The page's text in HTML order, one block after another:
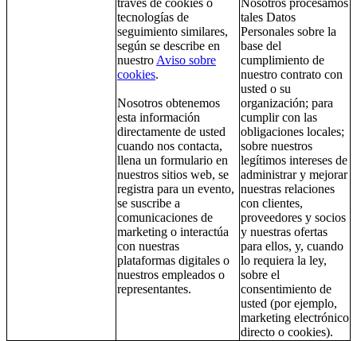
través de cookies o
tecnologías de
seguimiento similares,
según se describe en
nuestro Aviso sobre
cookies.
Nosotros obtenemos
esta información
directamente de usted
cuando nos contacta,
llena un formulario en
nuestros sitios web, se
registra para un evento,
se suscribe a
comunicaciones de
marketing o interactúa
con nuestras
plataformas digitales o
nuestros empleados o
representantes.
Nosotros procesamos
tales Datos
Personales sobre la
base del
cumplimiento de
nuestro contrato con
usted o su
organización; para
cumplir con las
obligaciones locales;
sobre nuestros
legítimos intereses de
administrar y mejorar
nuestras relaciones
con clientes,
proveedores y socios
y nuestras ofertas
para ellos, y, cuando
lo requiera la ley,
sobre el
consentimiento de
usted (por ejemplo,
marketing electrónico
directo o cookies).